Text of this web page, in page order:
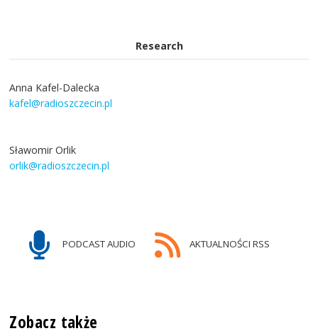
Research
Anna Kafel-Dalecka
kafel@radioszczecin.pl
Sławomir Orlik
orlik@radioszczecin.pl
PODCAST AUDIO AKTUALNOŚCI RSS
Zobacz także